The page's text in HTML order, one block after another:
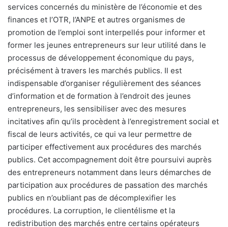
services concernés du ministère de l’économie et des
finances et l’OTR, l’ANPE et autres organismes de
promotion de l’emploi sont interpellés pour informer et
former les jeunes entrepreneurs sur leur utilité dans le
processus de développement économique du pays,
précisément à travers les marchés publics. Il est
indispensable d’organiser régulièrement des séances
d’information et de formation à l’endroit des jeunes
entrepreneurs, les sensibiliser avec des mesures
incitatives afin qu’ils procèdent à l’enregistrement social et
fiscal de leurs activités, ce qui va leur permettre de
participer effectivement aux procédures des marchés
publics. Cet accompagnement doit être poursuivi auprès
des entrepreneurs notamment dans leurs démarches de
participation aux procédures de passation des marchés
publics en n’oubliant pas de décomplexifier les
procédures. La corruption, le clientélisme et la
redistribution des marchés entre certains opérateurs